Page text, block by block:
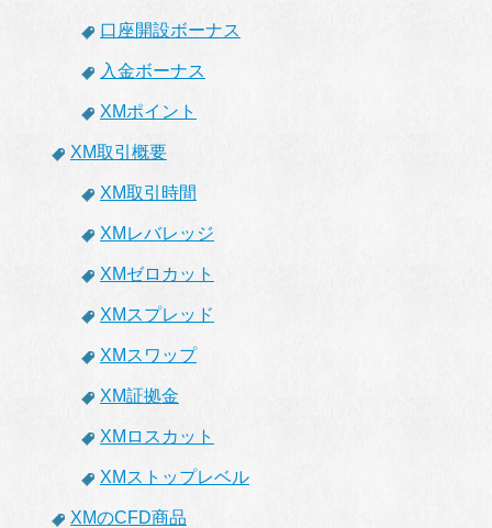
口座開設ボーナス
入金ボーナス
XMポイント
XM取引概要
XM取引時間
XMレバレッジ
XMゼロカット
XMスプレッド
XMスワップ
XM証拠金
XMロスカット
XMストップレベル
XMのCFD商品